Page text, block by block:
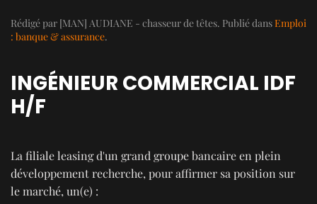
Rédigé par [MAN] AUDIANE - chasseur de têtes. Publié dansEmploi
: banque & assurance.
INGÉNIEUR COMMERCIAL IDF
H/F
La filiale leasing d'un grand groupe bancaire en plein
développement recherche, pour affirmer sa position sur
le marché, un(e) :